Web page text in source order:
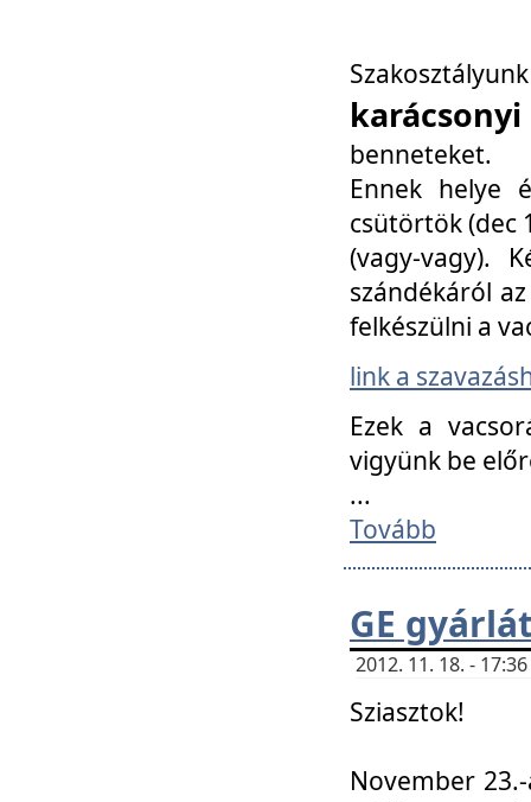
benneteket.
Ennek helye
csütörtök (dec
(vagy-vagy).
szándékáról
felkészülni a
link a
Ezek a
vigyünk be
...
Tovább
GE
2012. 11. 18. -
Sziasztok!
November